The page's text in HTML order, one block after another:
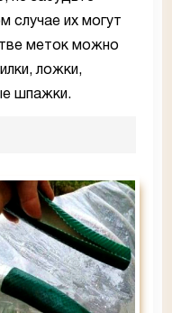
случае их могут
меток можно
ложки,
шпажки.